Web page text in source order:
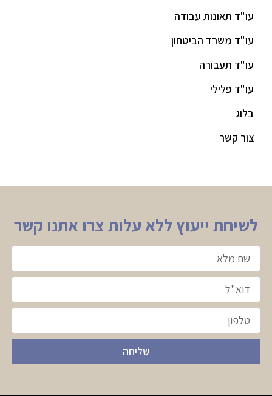
עו"ד תאונות עבודה
עו"ד משרד הביטחון
עו"ד תעבורה
עו"ד פלילי
בלוג
צור קשר
לשיחת ייעוץ ללא עלות צרו אתנו קשר
שליחה